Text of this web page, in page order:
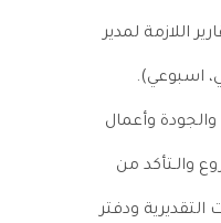
اللازمة لمدير
اسبوعي).
وأعمال
والـتأكد من
ودفتر